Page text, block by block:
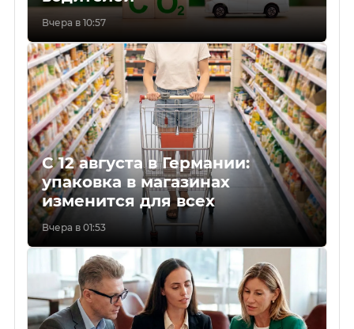
Вчера в 10:57
С 12 августа в Германии:
упаковка в магазинах
изменится для всех
Вчера в 01:53